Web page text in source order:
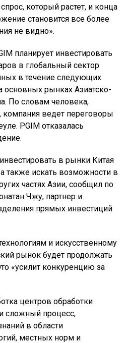
который растет, и конца
становится все более
не видно».
планирует инвестировать
в глобальный сектор
в течение следующих
основных рынках Азиатско-
По словам человека,
компания ведет переговоры
PGIM отказалась
в рынки Китая
также искать возможности в
частях Азии, сообщил по
Чжу, партнер и
прямых инвестиций
и искусственному
рынок будет продолжать
«усилит конкуренцию за
центров обработки
сложный процесс,
в области
местных норм и